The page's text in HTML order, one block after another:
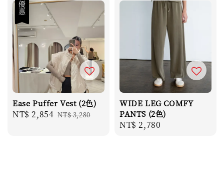
優惠
Ease Puffer Vest (2色)
Sale
NT$ 2,854 Regular
NT$ 3,280
WIDE LEG COMFY
PANTS (2色)
Regular
NT$ 2,780